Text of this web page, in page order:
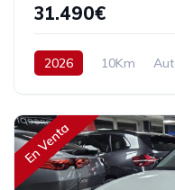
31.490€
2026 10Km
En Venta